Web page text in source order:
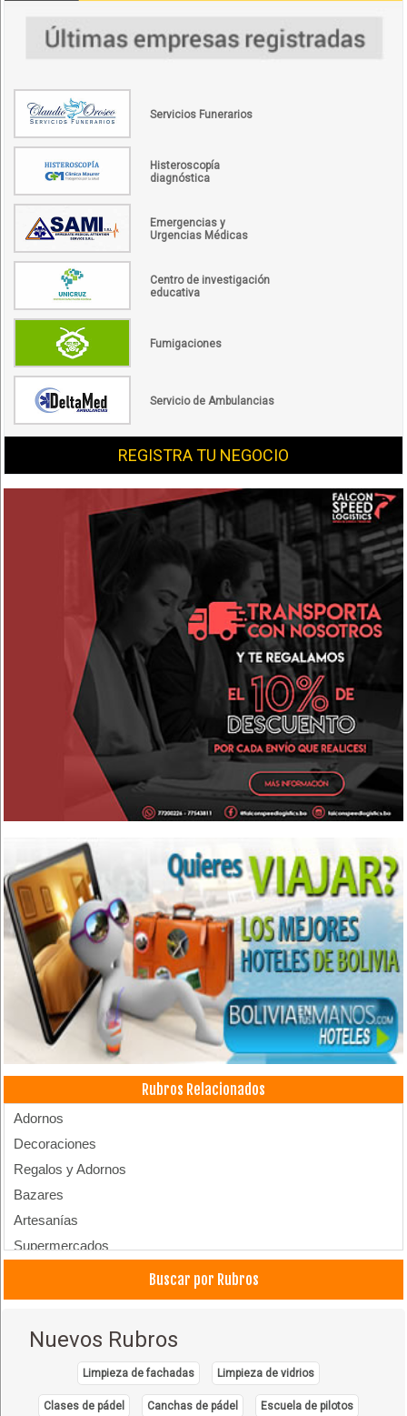
Servicios Funerarios
Histeroscopía
diagnóstica
Emergencias y
Urgencias Médicas
Centro de investigación
educativa
Fumigaciones
Servicio de Ambulancias
REGISTRA TU NEGOCIO
Rubros Relacionados
Adornos
Decoraciones
Regalos y Adornos
Bazares
Artesanías
Supermercados
Limpieza, Fábrica de Productos de
Buscar por Rubros
Nuevos Rubros
Limpieza de fachadas Limpieza de vidrios
Clases de pádel Canchas de pádel Escuela de pilotos